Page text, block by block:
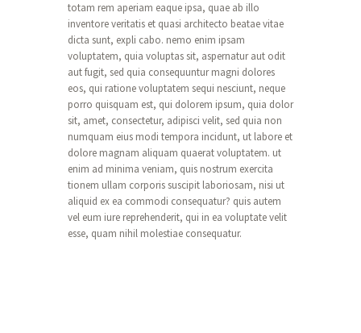
totam rem aperiam eaque ipsa, quae ab illo
inventore veritatis et quasi architecto beatae vitae
dicta sunt, expli cabo. nemo enim ipsam
voluptatem, quia voluptas sit, aspernatur aut odit
aut fugit, sed quia consequuntur magni dolores
eos, qui ratione voluptatem sequi nesciunt, neque
porro quisquam est, qui dolorem ipsum, quia dolor
sit, amet, consectetur, adipisci velit, sed quia non
numquam eius modi tempora incidunt, ut labore et
dolore magnam aliquam quaerat voluptatem. ut
enim ad minima veniam, quis nostrum exercita
tionem ullam corporis suscipit laboriosam, nisi ut
aliquid ex ea commodi consequatur? quis autem
vel eum iure reprehenderit, qui in ea voluptate velit
esse, quam nihil molestiae consequatur.